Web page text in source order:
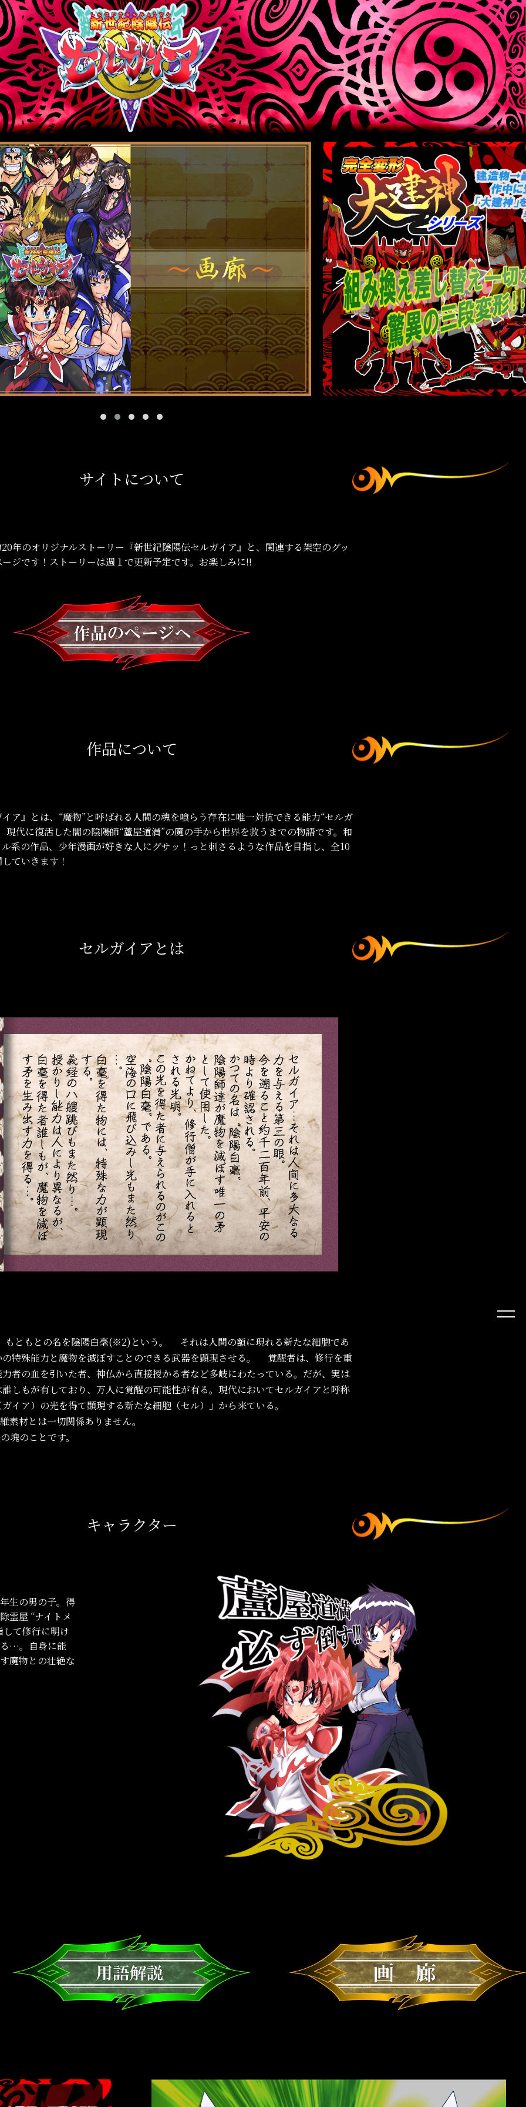
サイトについて
年のオリジナルストーリー『新世紀陰陽伝セルガイア』と、関連する架空のグッ
ジです！ストーリーは週１で更新予定です。お楽しみに!!
作品について
ア』とは、“魔物”と呼ばれる人間の魂を喰らう存在に唯一対抗できる能力“セルガ
現代に復活した闇の陰陽師“蘆屋道満”の魔の手から世界を救うまでの物語です。和
系の作品、少年漫画が好きな人にグサッ！っと刺さるような作品を目指し、全10
ていきます！
セルガイアとは
ともとの名を陰陽白毫(※2)という。 それは人間の額に現れる新たな細胞であ
特殊能力と魔物を滅ぼすことのできる武器を顕現させる。 覚醒者は、修行を重
者の血を引いた者、神仏から直接授かる者など多岐にわたっている。だが、実は
しもが有しており、万人に覚醒の可能性が有る。現代においてセルガイアと呼称
イア）の光を得て顕現する新たな細胞（セル）」から来ている。
素材とは一切関係ありません。
塊のことです。
キャラクター
生の男の子。得
霊屋 “ナイトメ
て修行に明け
…。自身に能
魔物との壮絶な